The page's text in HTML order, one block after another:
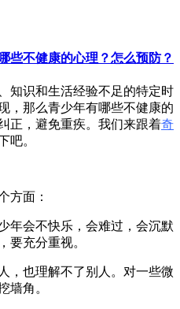
些不健康的心理？怎么预防？
识和生活经验不足的特定时
，那么青少年有哪些不健康的
正，避免重疾。我们来跟着奇
吧。
方面：
年会不快乐，会难过，会沉默
要充分重视。
，也理解不了别人。对一些微
墙角。